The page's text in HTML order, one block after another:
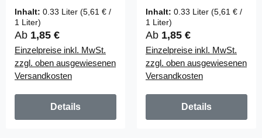
Inhalt: 0.33 Liter (5,61 € /
1 Liter)
Regulärer Preis:
Ab 1,85 €
Einzelpreise inkl. MwSt.
zzgl. oben ausgewiesenen
Versandkosten
Details
Inhalt: 0.33 Liter (5,61 € /
1 Liter)
Regulärer Preis:
Ab 1,85 €
Einzelpreise inkl. MwSt.
zzgl. oben ausgewiesenen
Versandkosten
Details